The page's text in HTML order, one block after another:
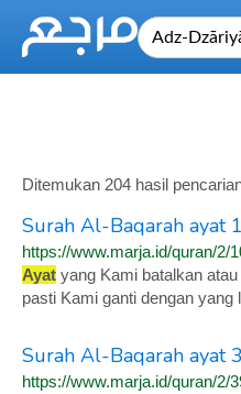
Ditemukan 204 hasil
Surah Al-Baqarah ayat
https://www.marja.id/quran/2/
Ayat yang Kami batalkan
pasti Kami ganti dengan yang
Surah Al-Baqarah ayat
https://www.marja.id/quran/2/